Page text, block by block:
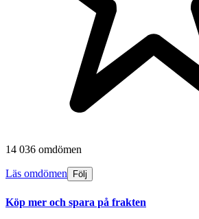
14 036 omdömen
Läs omdömen Följ
Köp mer och spara på frakten